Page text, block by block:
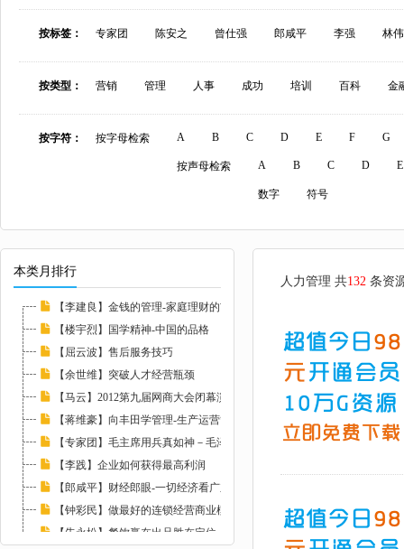
按标签： 专家团 陈安之 曾仕强 郎咸平 李强 林
按类型： 营销 管理 人事 成功 培训 百科 金
按字符： 按字母检索 A B C D E F G
按声母检索 A B C D E
数字 符号
本类月排行
【李建良】金钱的管理-家庭理财的玄机与陷阱
【楼宇烈】国学精神-中国的品格
【屈云波】售后服务技巧
【余世维】突破人才经营瓶颈
【马云】2012第九届网商大会闭幕演讲
【蒋维豪】向丰田学管理-生产运营管理篇
【专家团】毛主席用兵真如神－毛泽东兵法解读...
【李践】企业如何获得最高利润
【郎咸平】财经郎眼-一切经济看广东
【钟彩民】做最好的连锁经营商业模式
【朱永松】餐饮赢在出品胜在定位
人力管理 共132 条资